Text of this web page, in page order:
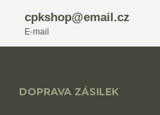
cpkshop@email.cz
E-mail
DOPRAVA ZÁSILEK